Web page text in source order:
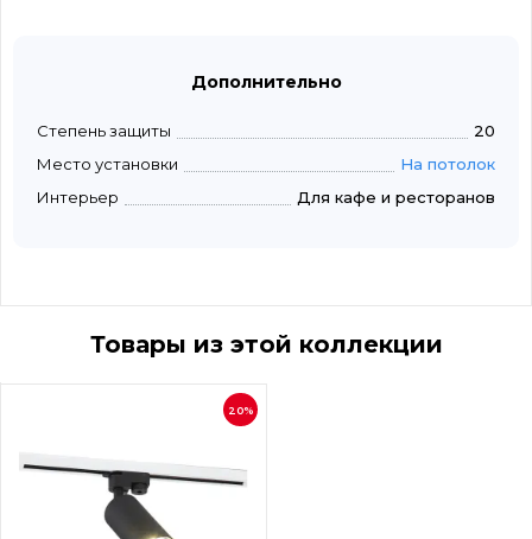
Дополнительно
Степень защиты
20
Место установки
На потолок
Интерьер
Для кафе и ресторанов
Товары из этой коллекции
20%